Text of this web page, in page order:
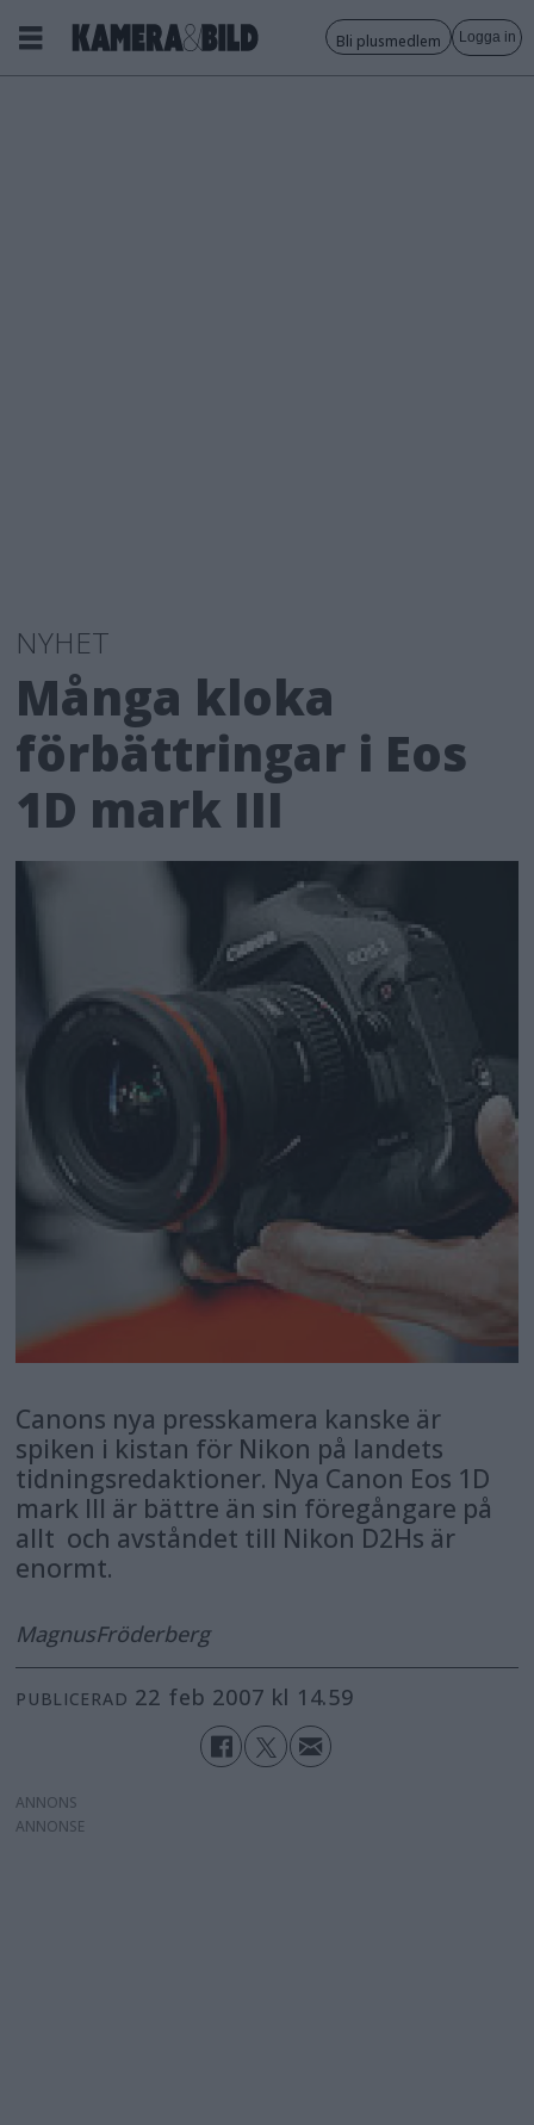
Bli plusmedlem Logga in
NYHET
Många kloka
förbättringar i Eos
1D mark III
Canons nya presskamera kanske är
spiken i kistan för Nikon på landets
tidningsredaktioner. Nya Canon Eos 1D
mark III är bättre än sin föregångare på
allt  och avståndet till Nikon D2Hs är
enormt.
MagnusFröderberg
PUBLICERAD 22 feb 2007 kl 14.59
ANNONS